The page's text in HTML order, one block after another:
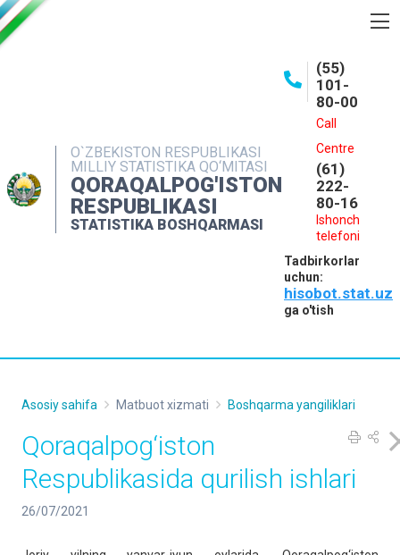
O`ZBEKISTON RESPUBLIKASI
MILLIY STATISTIKA QO‘MITASI
QORAQALPOG'ISTON
RESPUBLIKASI
STATISTIKA BOSHQARMASI
(55)
101-
80-00
Call
Centre
(61)
222-
80-16
Ishonch
telefoni
Tadbirkorlar
uchun:
hisobot.stat.uz
ga o'tish
INTERAKTIV XIZMATLAR
MATBUOT XIZMATI
MUROJAATLAR
Asosiy sahifa Matbuot xizmati Boshqarma yangiliklari
Qoraqalpog‘iston
Respublikasida qurilish ishlari
26/07/2021